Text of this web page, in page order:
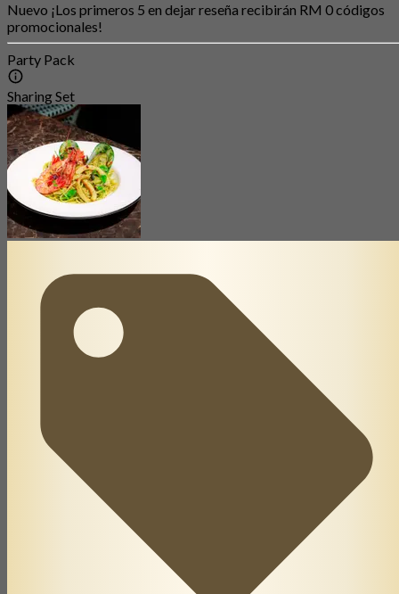
Nuevo ¡Los primeros 5 en dejar reseña recibirán RM 0 códigos
promocionales!
Party Pack
Sharing Set